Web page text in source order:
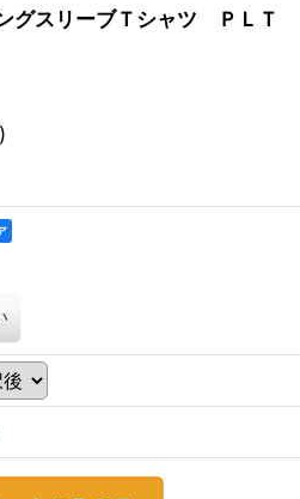
グスリーブＴシャツ ＰＬＴ